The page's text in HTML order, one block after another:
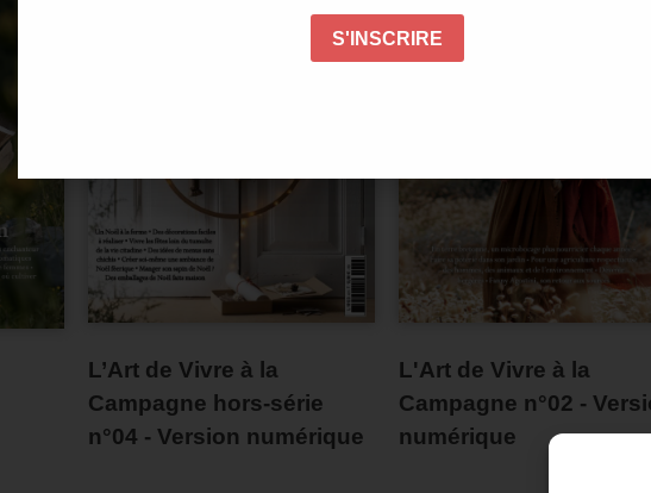
L’Art de Vivre à la
Campagne hors-série
n°04 - Version numérique
L'Art de Vivre à la
Campagne n°02 -
numérique